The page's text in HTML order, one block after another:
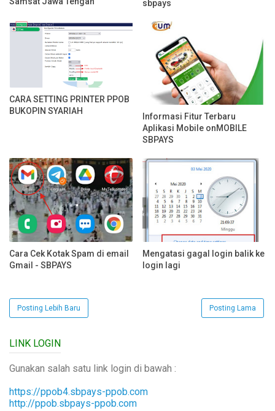
sbpays
CARA SETTING PRINTER PPOB
BUKOPIN SYARIAH
Informasi Fitur Terbaru
Aplikasi Mobile onMOBILE
SBPAYS
Cara Cek Kotak Spam di email
Gmail - SBPAYS
Mengatasi gagal login balik ke
login lagi
Posting Lebih Baru Posting Lama
LINK LOGIN
Gunakan salah satu link login di bawah :
https://ppob4.sbpays-ppob.com
http://ppob.sbpays-ppob.com